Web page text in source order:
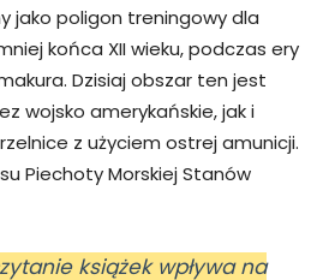
jako poligon treningowy dla
końca XII wieku, podczas ery
Dzisiaj obszar ten jest
wojsko amerykańskie, jak i
z użyciem ostrej amunicji.
Piechoty Morskiej Stanów
książek wpływa na